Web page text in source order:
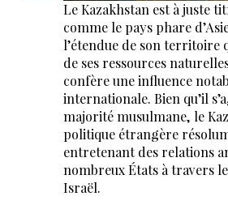
Le Kazakhstan est à juste
comme le pays phare
l’étendue de son territoire
de ses ressources
confère une influence
internationale. Bien qu’il
majorité musulmane, le
politique étrangère
entretenant des relations
nombreux États à travers
Israël.